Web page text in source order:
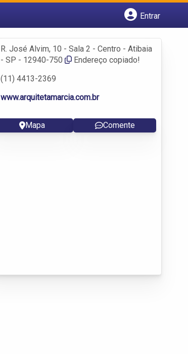
Entrar
Fazer login
Criar conta
R. José Alvim, 10 - Sala 2 - Centro - Atibaia
- SP - 12940-750
Endereço copiado!
(11) 4413-2369
www.arquitetamarcia.com.br
Mapa Comente